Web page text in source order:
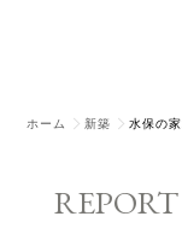
ホーム 新築 水保の
REPORT